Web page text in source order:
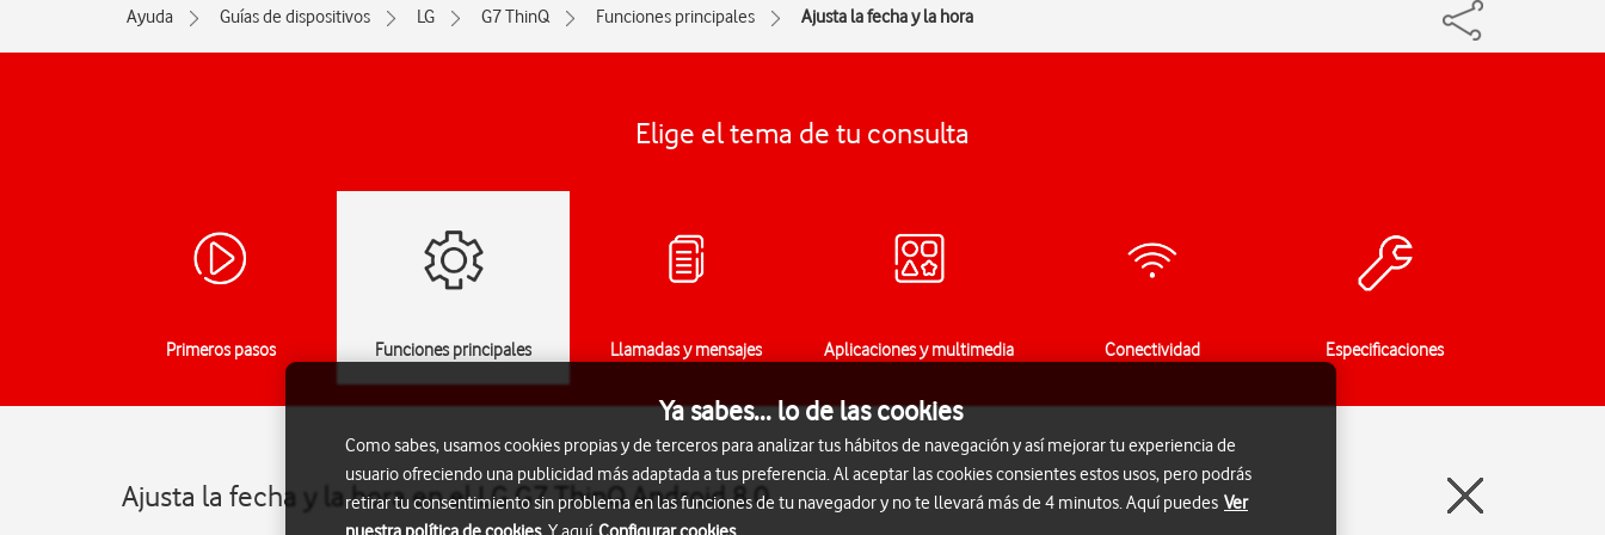
Ayuda Guías de dispositivos LG G7 ThinQ Funciones principales Ajusta la fecha y la hora
Elige el tema de tu consulta
Primeros pasos Funciones principales Llamadas y mensajes Aplicaciones y multimedia Conectividad Especificaciones
Ajusta la fecha y la hora en el LG G7 ThinQ Android 8.0
Ya sabes... lo de las cookies
Como sabes, usamos cookies propias y de terceros para analizar tus hábitos de navegación y así mejorar tu experiencia de
usuario ofreciendo una publicidad más adaptada a tus preferencia. Al aceptar las cookies consientes estos usos, pero podrás
retirar tu consentimiento sin problema en las funciones de tu navegador y no te llevará más de 4 minutos. Aquí puedes Ver